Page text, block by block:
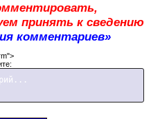
принять к сведению
комментариев»